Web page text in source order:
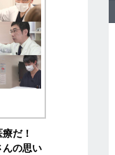
療だ！
んの思い